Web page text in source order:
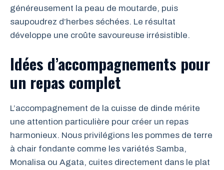
généreusement la peau de moutarde, puis
saupoudrez d’herbes séchées. Le résultat
développe une croûte savoureuse irrésistible.
Idées d’accompagnements pour
un repas complet
L’accompagnement de la cuisse de dinde mérite
une attention particulière pour créer un repas
harmonieux. Nous privilégions les pommes de terre
à chair fondante comme les variétés Samba,
Monalisa ou Agata, cuites directement dans le plat